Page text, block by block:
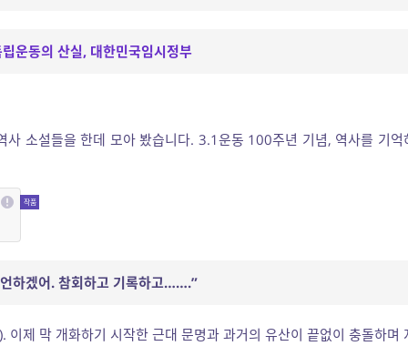
운동의 산실, 대한민국임시정부
사 소설들을 한데 모아 봤습니다. 3.1운동 100주년 기념, 역사를 기억
하겠어. 참회하고 기록하고…….”
이제 막 개화하기 시작한 근대 문명과 과거의 유산이 끝없이 충돌하며